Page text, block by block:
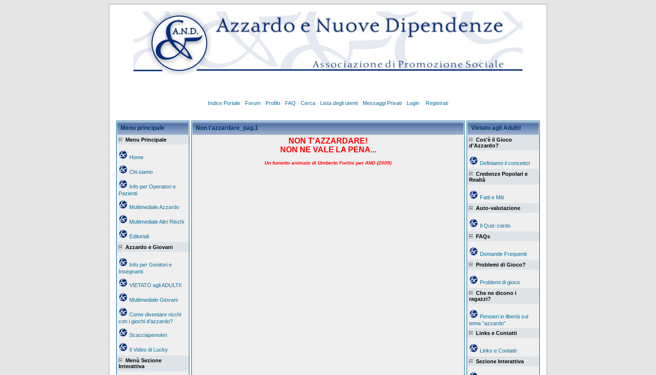
Indice Portale Forum Profilo FAQ Cerca Lista degli utenti Messaggi Privati Login Registrati
Menu principale
Menu Principale
Home
Chi siamo
Info per Operatori e
Pazienti
Multimediale Azzardo
Multimediale Altri Rischi
Editoriali
Azzardo e Giovani
Info per Genitori e
Insegnanti
VIETATO agli ADULTI!
Multimediale Giovani
Come diventare ricchi
con i giochi d'azzardo?
Scacciapensieri
Il Video di Lucky
Menù Sezione
Interattiva
Non t'azzardare_pag.1
NON T'AZZARDARE!
NON NE VALE LA PENA...
Un fumetto animato di Umberto Forlini per AND (2009)
Vietato agli Adulti!
Cos'è il Gioco
d'Azzardo?
Definiamo il concetto!
Credenze Popolari e
Realtà
Fatti e Miti
Auto-valutazione
Il Quiz-zardo
FAQs
Domande Frequenti
Problemi di Gioco?
Problemi di gioco
Che ne dicono i
ragazzi?
Pensieri in libertà sul
tema "azzardo"
Links e Contatti
Links e Contatti
Sezione Interattiva